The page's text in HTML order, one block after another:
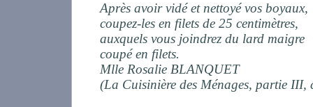
Après avoir vidé et nettoyé vos boyaux,
coupez-les en filets de 25 centimètres,
auxquels vous joindrez du lard maigre
coupé en filets.
Mlle Rosalie BLANQUET
(La Cuisinière des Ménages, partie III,